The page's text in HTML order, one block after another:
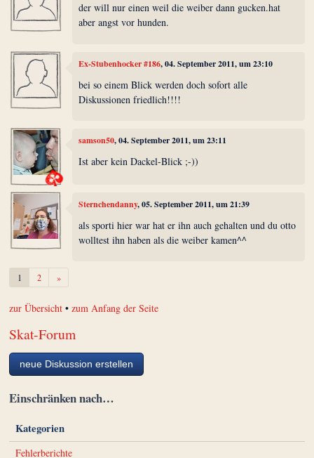
der will nur einen weil die weiber dann gucken.hat
aber angst vor hunden.
Ex-Stubenhocker #186, 04. September 2011, um 23:10
bei so einem Blick werden doch sofort alle
Diskussionen friedlich!!!!
samson50, 04. September 2011, um 23:11
Ist aber kein Dackel-Blick ;-))
Sternchendanny, 05. September 2011, um 21:39
als sporti hier war hat er ihn auch gehalten und du otto
wolltest ihn haben als die weiber kamen^^
1 2 »Weiter
zur Übersicht •zum Anfang der Seite
Skat-Forum
neue Diskussion erstellen
Einschränken nach…
Kategorien
Fehlerberichte